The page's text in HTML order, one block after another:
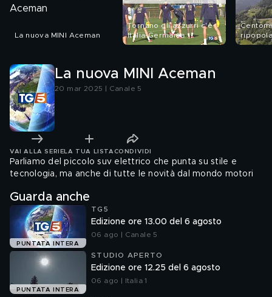
La nuova MINI Aceman
Tornano gli azzurri c'è
Italia-Germania
La nuova MINI Aceman
20 mar 2025 | Canale 5
VAI ALLA SERIE LA TUA LISTA CONDIVIDI
Parliamo del piccolo suv elettrico che punta su stile e
tecnologia, ma anche di tutte le novità dal mondo motori
Guarda anche
PUNTATA INTERA
TG5
Edizione ore 13.00 del 6 agosto
06 ago | Canale 5
PUNTATA INTERA
STUDIO APERTO
Edizione ore 12.25 del 6 agosto
06 ago | Italia 1